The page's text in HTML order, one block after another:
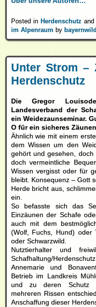
Posted in Herdenschutz and
im Alpenraum by bayernwild
Unter Strom –
Herdenschutz
Die Gregor
Landesverband der
ein Weidezaunseminar.
O für ein sicheres
Ähnlich wie mit einem
dem Wissen um den
gehört und gesehen,
doch vermeintliche
Wissen vergisst oder für
bleibt. Konsequenz – Gott
Herde bricht aus,
ein.
So befasste sich das
Einzäunen der Schafe
auch mit dem
(Wolf, Fuchs, Hund) oder
oder Schwarzwild.
Nutztierhalter und
Schafhaltung/
Annemarie und
Betrieb im Landkreis
und zu deren Schutz
mehreren Rissen
Anschaffung dieser